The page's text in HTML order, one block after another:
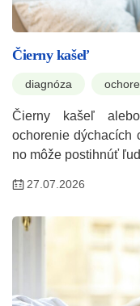
Čierny kašeľ
diagnóza
Čierny kašeľ
ochorenie dýchacích
no môže postihnúť
27.07.2026